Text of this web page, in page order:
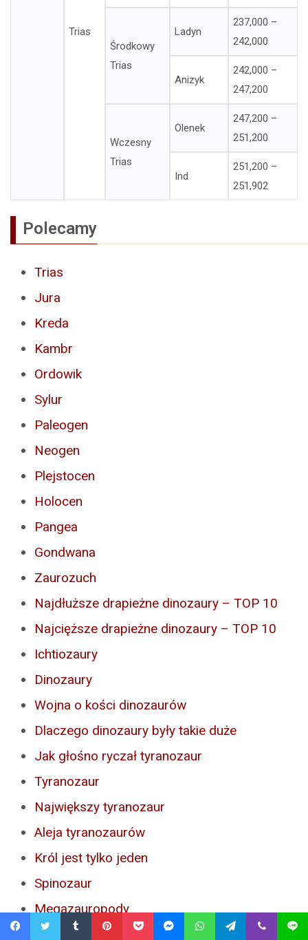
Trias
Środkowy
Trias
Ladyn
237,000 –
242,000
Anizyk
242,000 –
247,200
Wczesny
Trias
Olenek
247,200 –
251,200
Ind
251,200 –
251,902
Polecamy
Trias
Jura
Kreda
Kambr
Ordowik
Sylur
Paleogen
Neogen
Plejstocen
Holocen
Pangea
Gondwana
Zaurozuch
Najdłuższe drapieżne dinozaury – TOP 10
Najcięższe drapieżne dinozaury – TOP 10
Ichtiozaury
Dinozaury
Wojna o kości dinozaurów
Dlaczego dinozaury były takie duże
Jak głośno ryczał tyranozaur
Tyranozaur
Największy tyranozaur
Aleja tyranozaurów
Król jest tylko jeden
Spinozaur
Megazauropody